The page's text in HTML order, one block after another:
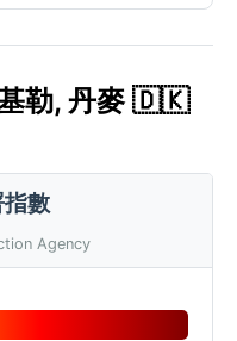
勒, 丹麥 🇩🇰
數
Agency